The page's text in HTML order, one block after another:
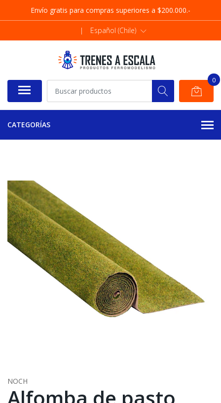
Envío gratis para compras superiores a $200.000.-
| Español (Chile)
0
CATEGORÍAS
NOCH